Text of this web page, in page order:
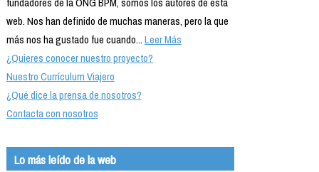
web. Nos han definido de muchas maneras, pero la que
más nos ha gustado fue cuando...Leer Más
¿Quieres conocer nuestro proyecto?
Nuestro Currículum Viajero
¿Qué dice la prensa de nosotros?
Contacta con nosotros
Lo más leído de la web